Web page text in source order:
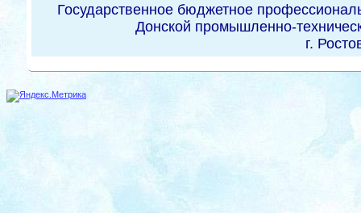
Государственное бюджетное
Донской промышленно-
г.